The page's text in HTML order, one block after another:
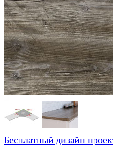
Бесплатный дизайн